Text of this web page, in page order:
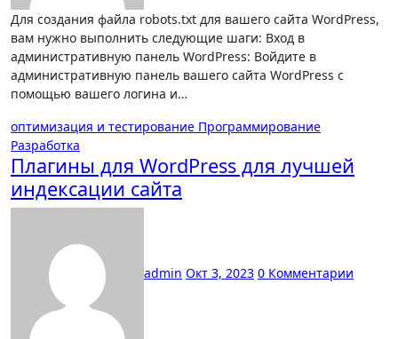
Для создания файла robots.txt для вашего сайта WordPress,
вам нужно выполнить следующие шаги: Вход в
административную панель WordPress: Войдите в
административную панель вашего сайта WordPress с
помощью вашего логина и…
оптимизация и тестирование Программирование
Разработка
Плагины для WordPress для лучшей
индексации сайта
admin Окт 3, 2023 0 Комментарии